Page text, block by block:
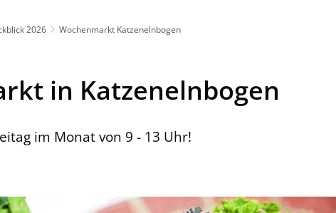
2026 Wochenmarkt Katzenelnbogen
in Katzenelnbogen
im Monat von 9 - 13 Uhr!